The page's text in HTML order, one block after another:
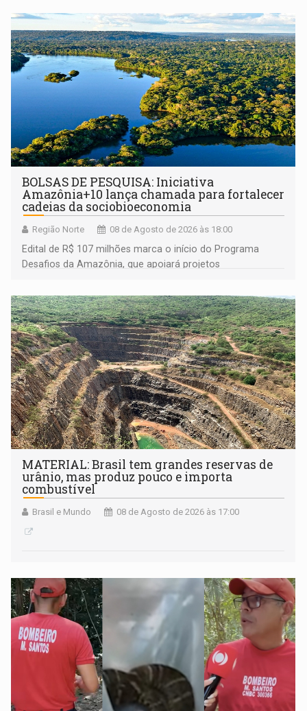
BOLSAS DE PESQUISA: Iniciativa
Amazônia+10 lança chamada para fortalecer
cadeias da sociobioeconomia
Região Norte 08 de Agosto de 2026 às 18:00
Edital de R$ 107 milhões marca o início do Programa
Desafios da Amazônia, que apoiará projetos
submissão de pré-propostas poderá ser feita até 1º de
setembro
MATERIAL: Brasil tem grandes reservas de
urânio, mas produz pouco e importa
combustível
Brasil e Mundo 08 de Agosto de 2026 às 17:00